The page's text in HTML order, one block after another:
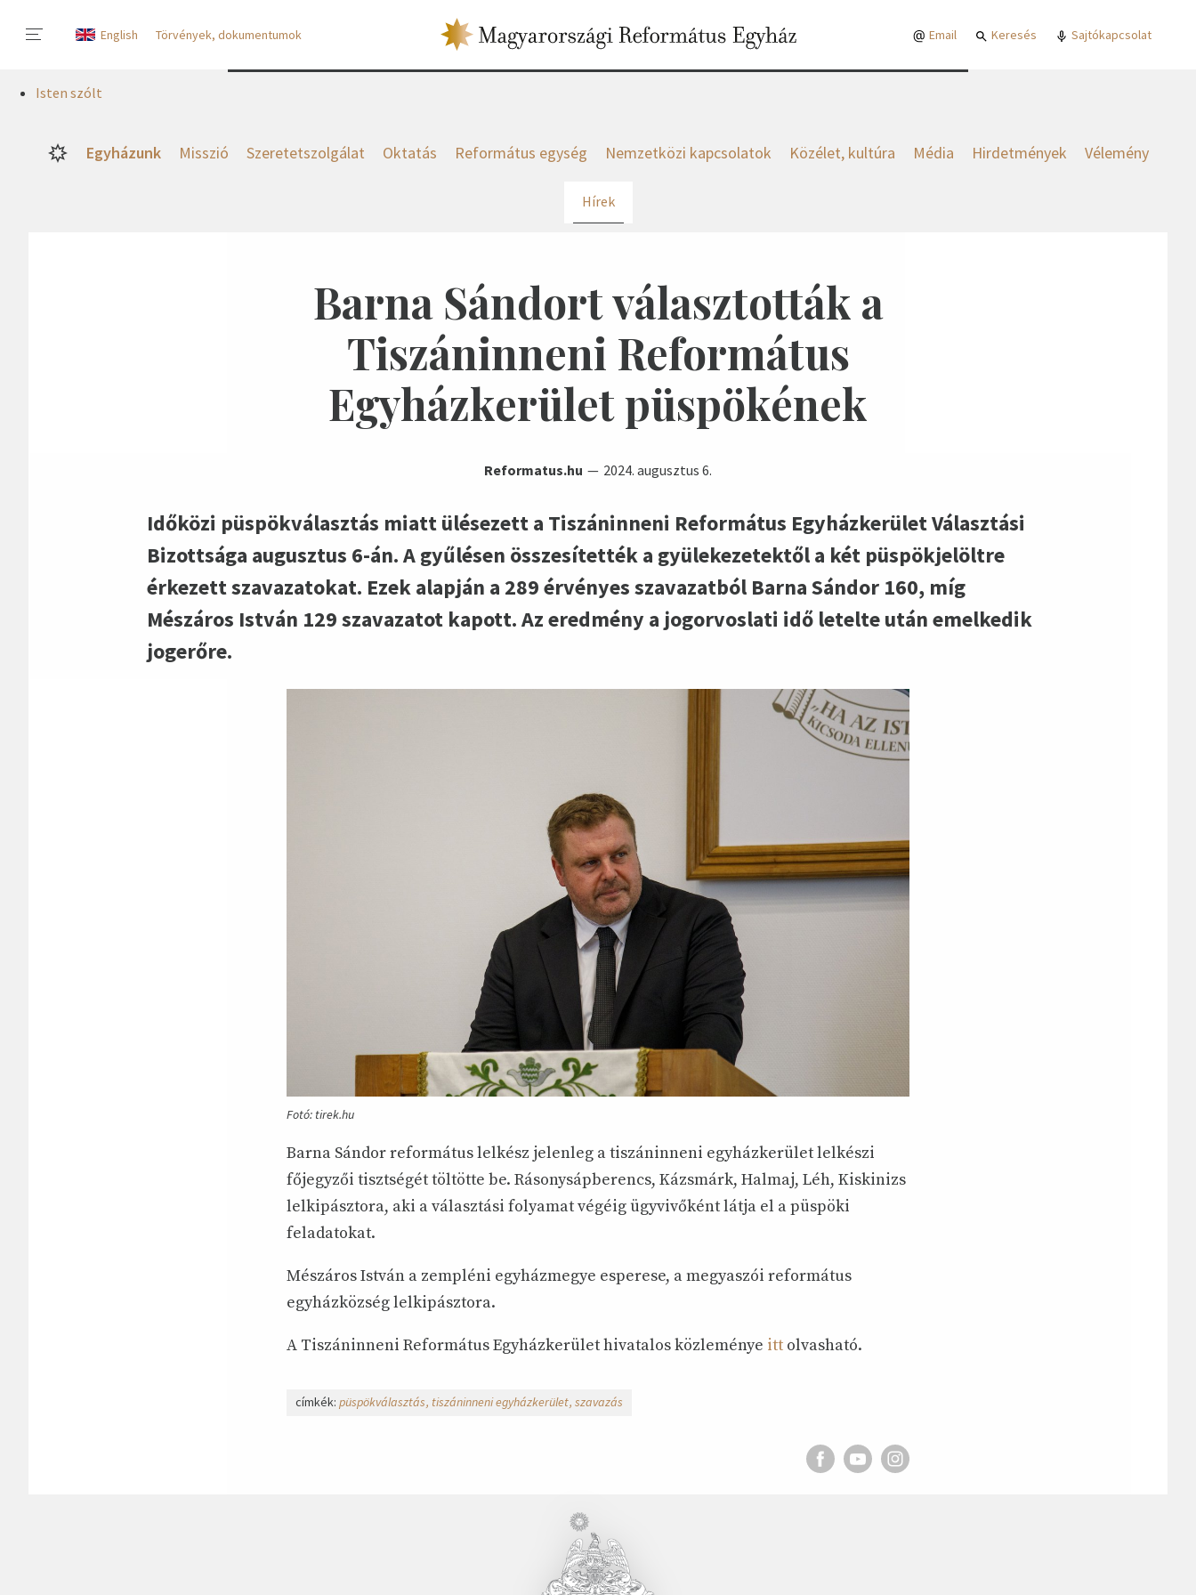
English Törvények, dokumentumok Email Keresés Sajtókapcsolat
Isten szólt
Egyházunk Misszió Szeretetszolgálat Oktatás Református egység Nemzetközi kapcsolatok Közélet, kultúra Média Hirdetmények Vélemény
Hírek
Barna Sándort választották a
Tiszáninneni Református
Egyházkerület püspökének
Reformatus.hu 2024. augusztus 6.
Időközi püspökválasztás miatt ülésezett a Tiszáninneni Református Egyházkerület Választási
Bizottsága augusztus 6-án. A gyűlésen összesítették a gyülekezetektől a két püspökjelöltre
érkezett szavazatokat. Ezek alapján a 289 érvényes szavazatból Barna Sándor 160, míg
Mészáros István 129 szavazatot kapott. Az eredmény a jogorvoslati idő letelte után emelkedik
jogerőre.
Fotó: tirek.hu
Barna Sándor református lelkész jelenleg a tiszáninneni egyházkerület lelkészi
főjegyzői tisztségét töltötte be. Rásonysápberencs, Kázsmárk, Halmaj, Léh, Kiskinizs
lelkipásztora, aki a választási folyamat végéig ügyvivőként látja el a püspöki
feladatokat.
Mészáros István a zempléni egyházmegye esperese, a megyaszói református
egyházközség lelkipásztora.
A Tiszáninneni Református Egyházkerület hivatalos közleménye itt olvasható.
címkék: püspökválasztás tiszáninneni egyházkerület szavazás